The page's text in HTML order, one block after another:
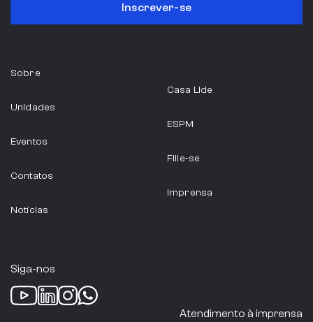
ABIA
São Paulo
Setor Imobiliário
Inscrever-se
Sobre
Unidades
Eventos
Contatos
Notícias
Casa Lide
ESPM
Filie-se
Imprensa
Siga-nos
Atendimento à imprensa